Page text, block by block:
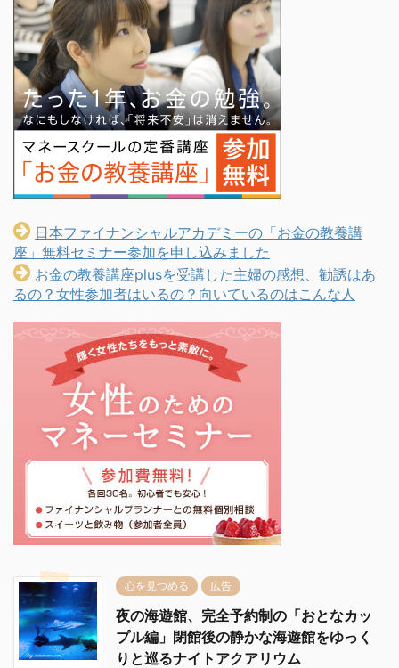
日本ファイナンシャルアカデミーの「お金の教養講
座」無料セミナー参加を申し込みました
お金の教養講座plusを受講した主婦の感想、勧誘はあ
るの？女性参加者はいるの？向いているのはこんな人
心を見つめる 広告
夜の海遊館、完全予約制の「おとなカッ
プル編」閉館後の静かな海遊館をゆっく
りと巡るナイトアクアリウム